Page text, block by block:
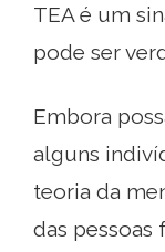
TEA é um
pode ser
Embora
alguns
teoria da
das pessoas